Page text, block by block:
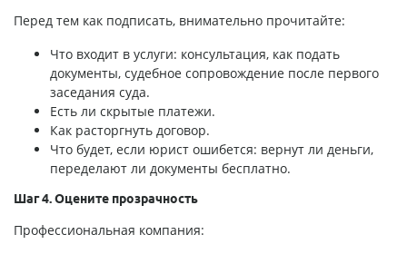
Перед тем как подписать, внимательно прочитайте:
Что входит в услуги: консультация, как подать
документы, судебное сопровождение после первого
заседания суда.
Есть ли скрытые платежи.
Как расторгнуть договор.
Что будет, если юрист ошибется: вернут ли деньги,
переделают ли документы бесплатно.
Шаг 4. Оцените прозрачность
Профессиональная компания: